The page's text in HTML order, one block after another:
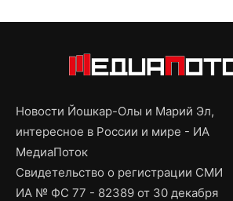
Новости Йошкар-Олы и Марий Эл,
интересное в России и мире - ИА
МедиаПоток
Свидетельство о регистрации СМИ
ИА № ФС 77 - 82389 от 30 декабря